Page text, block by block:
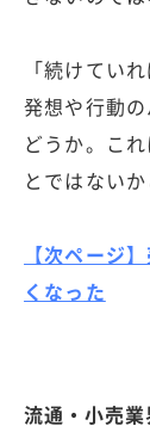
「続けてい
発想や行動
どうか。こ
とではない
【次ページ
くなった
流通・小売